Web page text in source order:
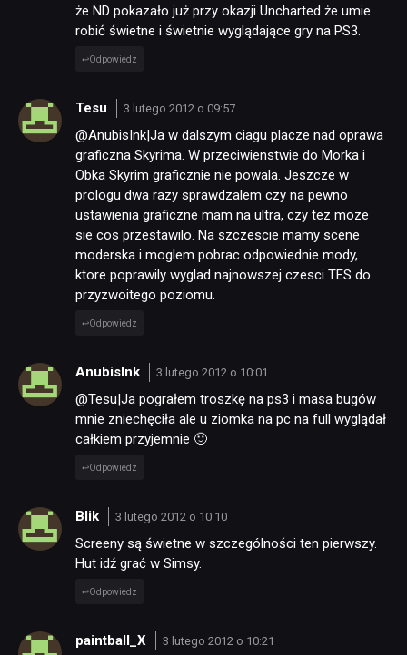
że ND pokazało już przy okazji Uncharted że umie
robić świetne i świetnie wyglądające gry na PS3.
Odpowiedz
Tesu 3 lutego 2012 o 09:57
@AnubisInk|Ja w dalszym ciagu placze nad oprawa
graficzna Skyrima. W przeciwienstwie do Morka i
Obka Skyrim graficznie nie powala. Jeszcze w
prologu dwa razy sprawdzalem czy na pewno
ustawienia graficzne mam na ultra, czy tez moze
sie cos przestawilo. Na szczescie mamy scene
moderska i moglem pobrac odpowiednie mody,
ktore poprawily wyglad najnowszej czesci TES do
przyzwoitego poziomu.
Odpowiedz
AnubisInk 3 lutego 2012 o 10:01
@Tesu|Ja pograłem troszkę na ps3 i masa bugów
mnie zniechęciła ale u ziomka na pc na full wyglądał
całkiem przyjemnie 🙂
Odpowiedz
Blik 3 lutego 2012 o 10:10
Screeny są świetne w szczególności ten pierwszy.
Hut idź grać w Simsy.
Odpowiedz
paintball_X 3 lutego 2012 o 10:21